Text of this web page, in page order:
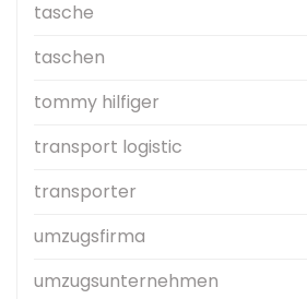
tasche
taschen
tommy hilfiger
transport logistic
transporter
umzugsfirma
umzugsunternehmen